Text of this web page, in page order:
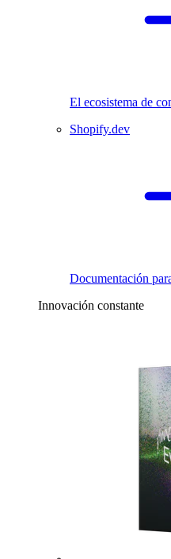
El ecosistema de
Shopify.dev
Documentación
Innovación constante